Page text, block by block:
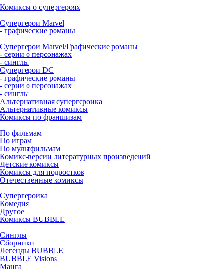
Комиксы о супергероях
Супергерои Marvel
- графические романы
Супергерои Marvel/Графические романы
- серии о персонажах
- синглы
Супергерои DC
- графические романы
- серии о персонажах
- синглы
Альтернативная супергероика
Альтернативные комиксы
Комиксы по франшизам
По фильмам
По играм
По мультфильмам
Комикс-версии литературных произведений
Детские комиксы
Комиксы для подростков
Отечественные комиксы
Супергероика
Комедия
Другое
Комиксы BUBBLE
Синглы
Сборники
Легенды BUBBLE
BUBBLE Visions
Манга